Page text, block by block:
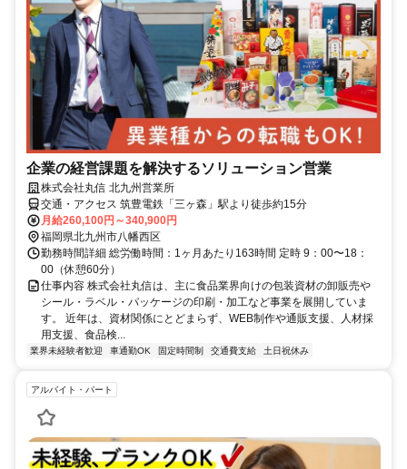
企業の経営課題を解決するソリューション営業
株式会社丸信 北九州営業所
交通・アクセス 筑豊電鉄「三ヶ森」駅より徒歩約15分
月給260,100円～340,900円
福岡県北九州市八幡西区
勤務時間詳細 総労働時間：1ヶ月あたり163時間 定時 9：00〜18：
00（休憩60分）
仕事内容 株式会社丸信は、主に食品業界向けの包装資材の卸販売や
シール・ラベル・パッケージの印刷・加工など事業を展開していま
す。 近年は、資材関係にとどまらず、WEB制作や通販支援、人材採
用支援、食品検...
業界未経験者歓迎 車通勤OK 固定時間制 交通費支給 土日祝休み
アルバイト・パート